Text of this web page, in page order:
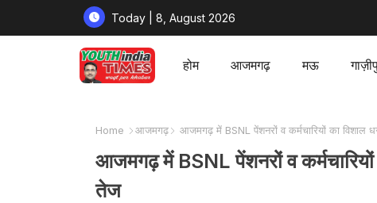
Today | 8, August 2026
होम आजमगढ़ मऊ
Home आजमगढ़ आजमगढ़ में BSNL पेंशनरों व कर्मचारियों का विशाल
आजमगढ़ में BSNL पेंशनरों व कर्मचारियों
तेज